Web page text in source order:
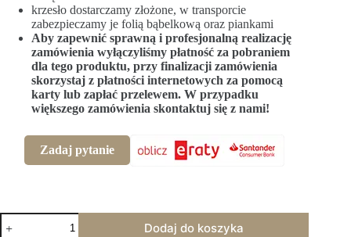
krzesło dostarczamy złożone, w transporcie
zabezpieczamy je folią bąbelkową oraz piankami
Aby zapewnić sprawną i profesjonalną realizację
zamówienia wyłączyliśmy płatność za pobraniem
dla tego produktu, przy finalizacji zamówienia
skorzystaj z płatności internetowych za pomocą
karty lub zapłać przelewem. W przypadku
większego zamówienia skontaktuj się z nami!
Zadaj pytanie
Dodaj do koszyka